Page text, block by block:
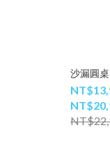
沙漏圓桌